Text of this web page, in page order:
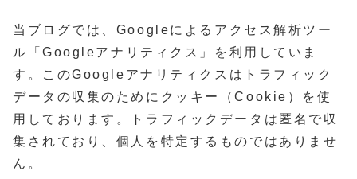
当ブログでは、Googleによるアクセス解析ツー
ル「Googleアナリティクス」を利用していま
す。このGoogleアナリティクスはトラフィック
データの収集のためにクッキー（Cookie）を使
用しております。トラフィックデータは匿名で収
集されており、個人を特定するものではありませ
ん。